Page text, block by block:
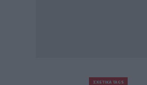
ΣΧΕΤΙΚΆ TAGS